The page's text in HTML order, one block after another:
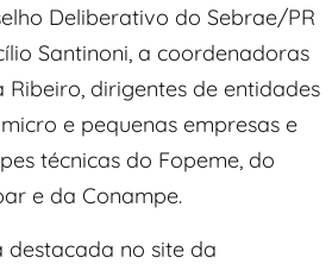
Deliberativo do Sebrae/PR
Santinoni, a coordenadoras
Ribeiro, dirigentes de entidades
e pequenas empresas e
técnicas do Fopeme, do
e da Conampe.
destacada no site da